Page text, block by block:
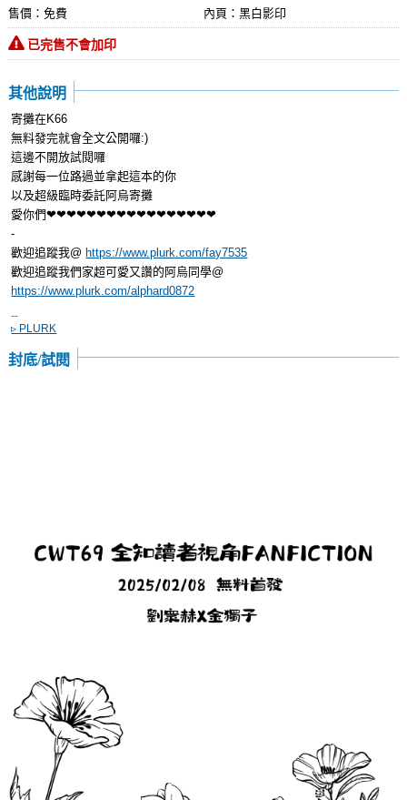
售價：免費 內頁：黑白影印
已完售不會加印
其他說明
寄攤在K66
無料發完就會全文公開囉:)
這邊不開放試閱囉
感謝每一位路過並拿起這本的你
以及超級臨時委託阿烏寄攤
愛你們❤❤❤❤❤❤❤❤❤❤❤❤❤❤❤❤❤
-
歡迎追蹤我@ https://www.plurk.com/fay7535
歡迎追蹤我們家超可愛又讚的阿烏同學@
https://www.plurk.com/alphard0872
--
▹ PLURK
封底/試閱